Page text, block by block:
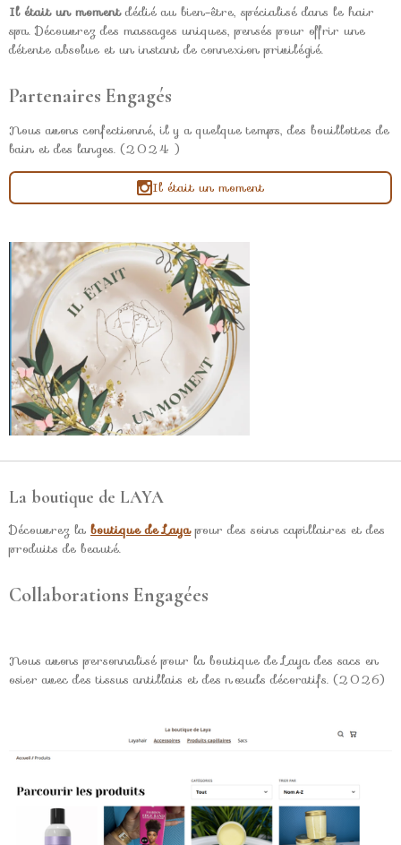
Il était un momentdédié au bien-être, spécialisé dans le hair
spa. Découvrez des massages uniques, pensés pour offrir une
détente absolue et un instant de connexion privilégié.
Partenaires Engagés
Nous avons confectionné, il y a quelque temps, des bouillottes de
bain et des langes. (2024 )
Il était un moment
La boutique de LAYA
Découvrez la boutique de Layapour des soins capillaires et des
produits de beauté.
Collaborations Engagées
Nous avons personnalisé pour la boutique de Laya des sacs en
osier avec des tissus antillais et des nœuds décoratifs. (2026)